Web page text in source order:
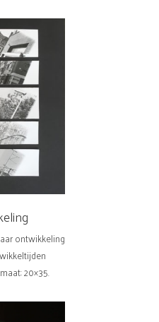
ontwikkeling
20×35.